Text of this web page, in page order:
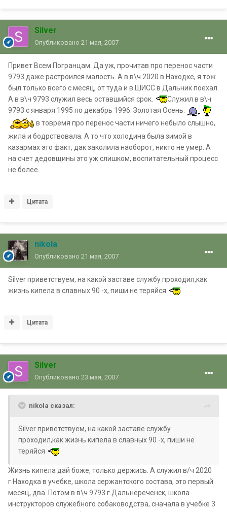
Silver
Опубликовано 21 мая, 2007
Привет Всем Погранцам. Да уж, прочитав про перенос части
9793 даже растроился малость. А в в\ч 2020 в Находке, я тож
был только всего с месяц, от туда и в ШИСС в Дальник поехал.
А в в\ч 9793 служил весь оставшийся срок.
Служил в в\ч
9793 с января 1995 по декабрь 1996. Золотая Осень.
в товремя про перенос части ничего небыло слышно,
жила и бодрствовала. А то что холодина была зимой в
казармах это факт, дак заколила наоборот, никто не умер. А
на счет дедовщины это уж слишком, воспитательный процесс
не более.
Цитата
nikola
Опубликовано 21 мая, 2007
Silver приветствуем, на какой заставе службу проходил,как
жизнь кипела в славных 90 -х, пиши не теряйся
Цитата
Silver
Опубликовано 23 мая, 2007
nikola сказал:
Silver приветствуем, на какой заставе службу
проходил,как жизнь кипела в славных 90 -х, пиши не
теряйся
Жизнь кипела дай боже, только держись. А служил в/ч 2020
г.Находка в учебке, школа сержантского состава, это первый
месяц, два. Потом в в\ч 9793 г.Дальнереченск, школа
инструкторов служебного собаководства, сначала в учебке 3